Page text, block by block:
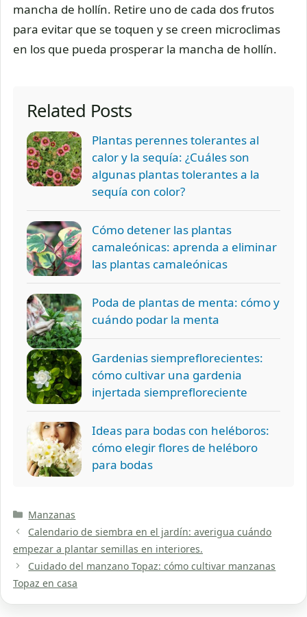
mancha de hollín. Retire uno de cada dos frutos
para evitar que se toquen y se creen microclimas
en los que pueda prosperar la mancha de hollín.
Related Posts
Plantas perennes tolerantes al
calor y la sequía: ¿Cuáles son
algunas plantas tolerantes a la
sequía con color?
Cómo detener las plantas
camaleónicas: aprenda a eliminar
las plantas camaleónicas
Poda de plantas de menta: cómo y
cuándo podar la menta
Gardenias siempreflorecientes:
cómo cultivar una gardenia
injertada siemprefloreciente
Ideas para bodas con heléboros:
cómo elegir flores de heléboro
para bodas
Categorías
Manzanas
Calendario de siembra en el jardín: averigua cuándo
empezar a plantar semillas en interiores.
Cuidado del manzano Topaz: cómo cultivar manzanas
Topaz en casa